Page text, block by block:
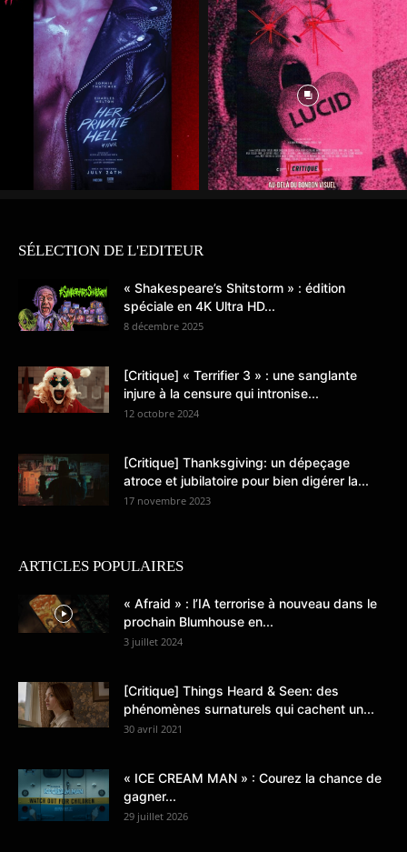
SÉLECTION DE L'EDITEUR
« Shakespeare’s Shitstorm » : édition
spéciale en 4K Ultra HD...
8 décembre 2025
[Critique] « Terrifier 3 » : une sanglante
injure à la censure qui intronise...
12 octobre 2024
[Critique] Thanksgiving: un dépeçage
atroce et jubilatoire pour bien digérer la...
17 novembre 2023
ARTICLES POPULAIRES
« Afraid » : l’IA terrorise à nouveau dans le
prochain Blumhouse en...
3 juillet 2024
[Critique] Things Heard & Seen: des
phénomènes surnaturels qui cachent un...
30 avril 2021
« ICE CREAM MAN » : Courez la chance de
gagner...
29 juillet 2026